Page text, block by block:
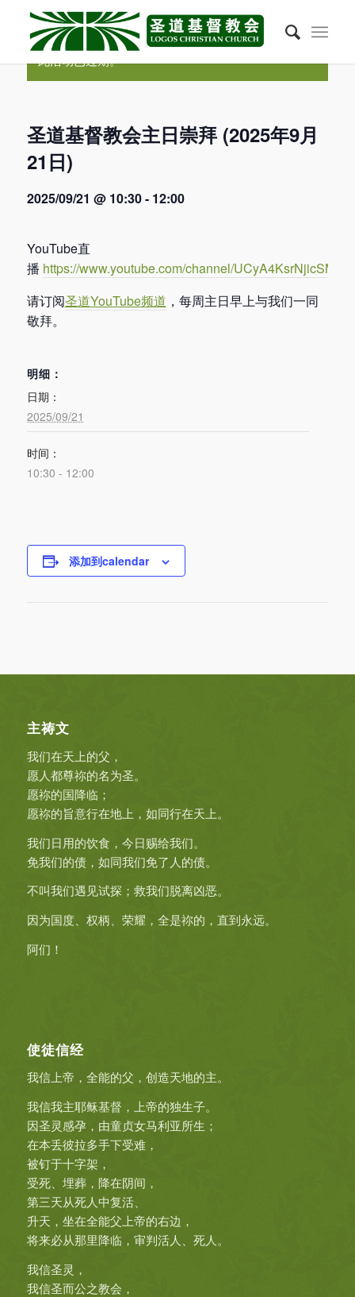
此活动已过期。
圣道基督教会主日崇拜 (2025年9月
21日)
2025/09/21 @ 10:30- 12:00
YouTube直
播 https://www.youtube.com/channel/
请订阅圣道YouTube频道 ，每周主日早上与我们一同
敬拜。
明细：
日期：
2025/09/21
时间：
10:30 - 12:00
添加到calendar
主祷文
我们在天上的父，
愿人都尊祢的名为圣。
愿祢的国降临；
愿祢的旨意行在地上，如同行在天上。
我们日用的饮食，今日赐给我们。
免我们的债，如同我们免了人的债。
不叫我们遇见试探；救我们脱离凶恶。
因为国度、权柄、荣耀，全是祢的，直到永远。
阿们！
使徒信经
我信上帝，全能的父，创造天地的主。
我信我主耶稣基督，上帝的独生子。
因圣灵感孕，由童贞女马利亚所生；
在本丢彼拉多手下受难，
被钉于十字架，
受死、埋葬，降在阴间，
第三天从死人中复活、
升天，坐在全能父上帝的右边，
将来必从那里降临，审判活人、死人。
我信圣灵，
我信圣而公之教会，